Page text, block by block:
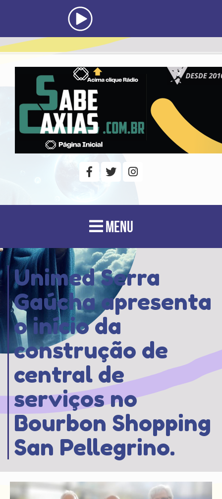
MENU
Unimed Serra
Gaúcha apresenta
o início da
construção de
central de
serviços no
Bourbon Shopping
San Pellegrino.